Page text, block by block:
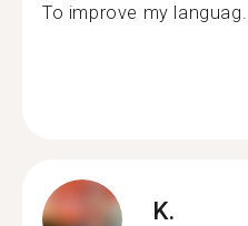
To improve my languag...
K.